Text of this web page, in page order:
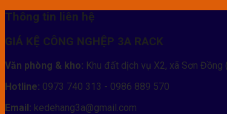
Thông tin liên hệ
GIÁ KỆ CÔNG NGHỆP 3A RACK
Văn phòng & kho: Khu đất dịch vụ X2, xã Sơn
Hotline: 0973 740 313 - 0986 889 570
Email: kedehang3a@gmail.com